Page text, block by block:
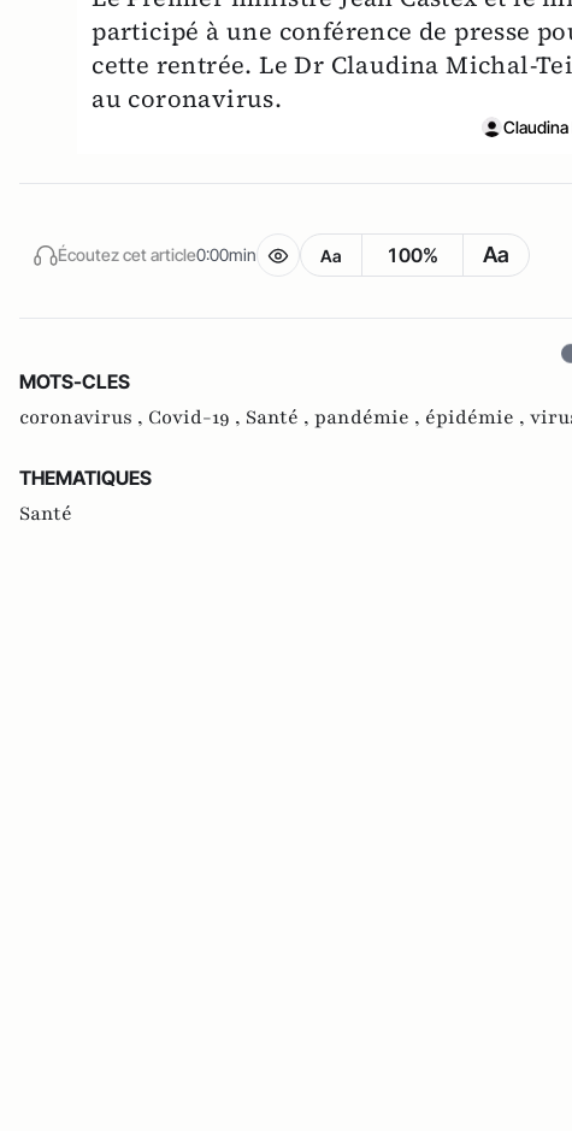
participé à une conférence de presse
cette rentrée. Le Dr Claudina Michal-
au coronavirus.
Écoutez cet article0:00min Aa 100% Aa
MOTS-CLES
coronavirus , Covid-19 , Santé , pandémie , épidémie ,
THEMATIQUES
Santé